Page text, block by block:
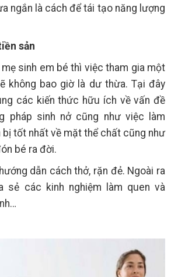
ngắn là cách để tái tạo năng lượng
sản
sinh em bé thì việc tham gia một
không bao giờ là dư thừa. Tại đây
các kiến thức hữu ích về vấn đề
pháp sinh nở cũng như việc làm
bị tốt nhất về mặt thể chất cũng như
bé ra đời.
dẫn cách thở, rặn đẻ. Ngoài ra
sẻ các kinh nghiệm làm quen và